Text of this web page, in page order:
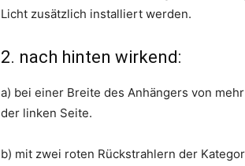
Licht zusätzlich installiert werden.
2. nach hinten wirkend:
a) bei einer Breite des Anhängers von
der linken Seite.
b) mit zwei roten Rückstrahlern der